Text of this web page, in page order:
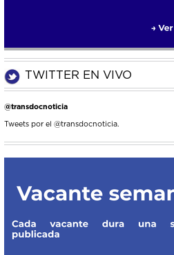
TWITTER EN VIVO
@transdocnoticia
Tweets por el @transdocnoticia.